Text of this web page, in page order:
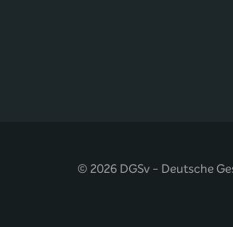
© 2026 DGSv - Deutsche